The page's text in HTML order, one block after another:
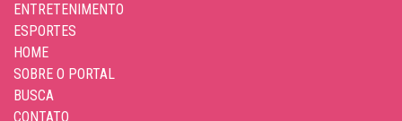
ENTRETENIMENTO
ESPORTES
HOME
SOBRE O PORTAL
BUSCA
CONTATO